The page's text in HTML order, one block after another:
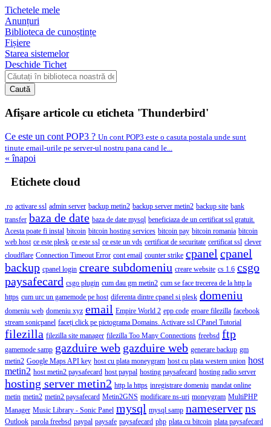
Tichetele mele
Anunțuri
Biblioteca de cunoștințe
Fișiere
Starea sistemelor
Deschide Tichet
Caută
Afișare articole cu eticheta 'Thunderbird'
Ce este un cont POP3 ? Un cont POP3 este o casuta postala unde sunt
tinute email-urile pe server-ul nostru pana cand le...
« înapoi
Etichete cloud
.ro activare ssl admin server backup metin2 backup server metin2 backup site bank
transfer baza de date baza de date mysql beneficiaza de un certificat ssl gratuit.
Acesta poate fi instal bitcoin bitcoin hosting services bitcoin pay bitcoin romania bitcoin
web host ce este plesk ce este ssl ce este un vds certificat de securitate certificat ssl clever
cloudflare Connection Timeout Error cont email counter strike cpanel cpanel
backup cpanel login creare subdomeniu creare website cs 1.6 csgo
paysafecard csgo plugin cum dau gm metin2 cum se face trecerea de la http la
https cum urc un gamemode pe host diferenta dintre cpanel si plesk domeniu
domeniu web domeniu xyz email Empire World 2 epp code eroare filezilla facebook
stream sonicpanel faceți click pe pictograma Domains. Activare ssl CPanel Tutorial
filezilla filezilla site manager filezilla Too Many Connections freebsd ftp
gamemode samp gazduire web gazduire web generare backup gm
metin2 Google Maps API key host cu plata moneygram host cu plata western union host
metin2 host metin2 paysafecard host paypal hosting paysafecard hosting radio server
hosting server metin2 http la https inregistrare domeniu mandat online
metin metin2 metin2 paysafecard Metin2GNS modificare ns-uri moneygram MultiPHP
Manager Music Library - Sonic Panel mysql mysql samp nameserverns
Outlook parola freebsd paypal paysafe paysafecard php plata cu bitcoin plata paysafecard